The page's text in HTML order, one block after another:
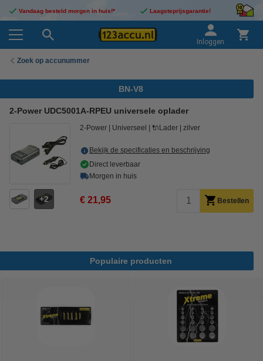
Vandaag besteld morgen in huis!* Laagsteprijsgarantie!
Inloggen
Zoek op accunummer
BN-V8
2-Power UDC5001A-RPEU universele oplader
2
2-Power Universeel 🔌Lader zilver
Bekijk de specificaties en beschrijving
Direct leverbaar
Morgen in huis
€ 21,95 Bestellen
Populaire producten